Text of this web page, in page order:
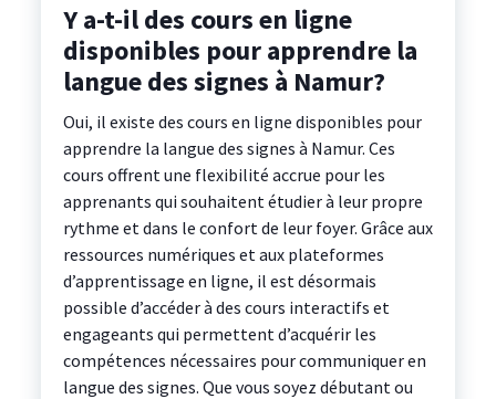
Y a-t-il des cours en ligne
disponibles pour apprendre la
langue des signes à Namur?
Oui, il existe des cours en ligne disponibles pour
apprendre la langue des signes à Namur. Ces
cours offrent une flexibilité accrue pour les
apprenants qui souhaitent étudier à leur propre
rythme et dans le confort de leur foyer. Grâce aux
ressources numériques et aux plateformes
d’apprentissage en ligne, il est désormais
possible d’accéder à des cours interactifs et
engageants qui permettent d’acquérir les
compétences nécessaires pour communiquer en
langue des signes. Que vous soyez débutant ou